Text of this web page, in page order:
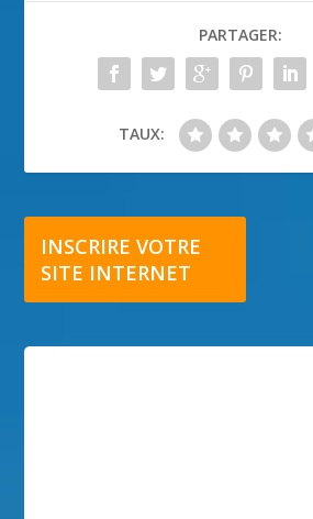
PARTAGER:
TAUX:
INSCRIRE VOTRE
SITE INTERNET